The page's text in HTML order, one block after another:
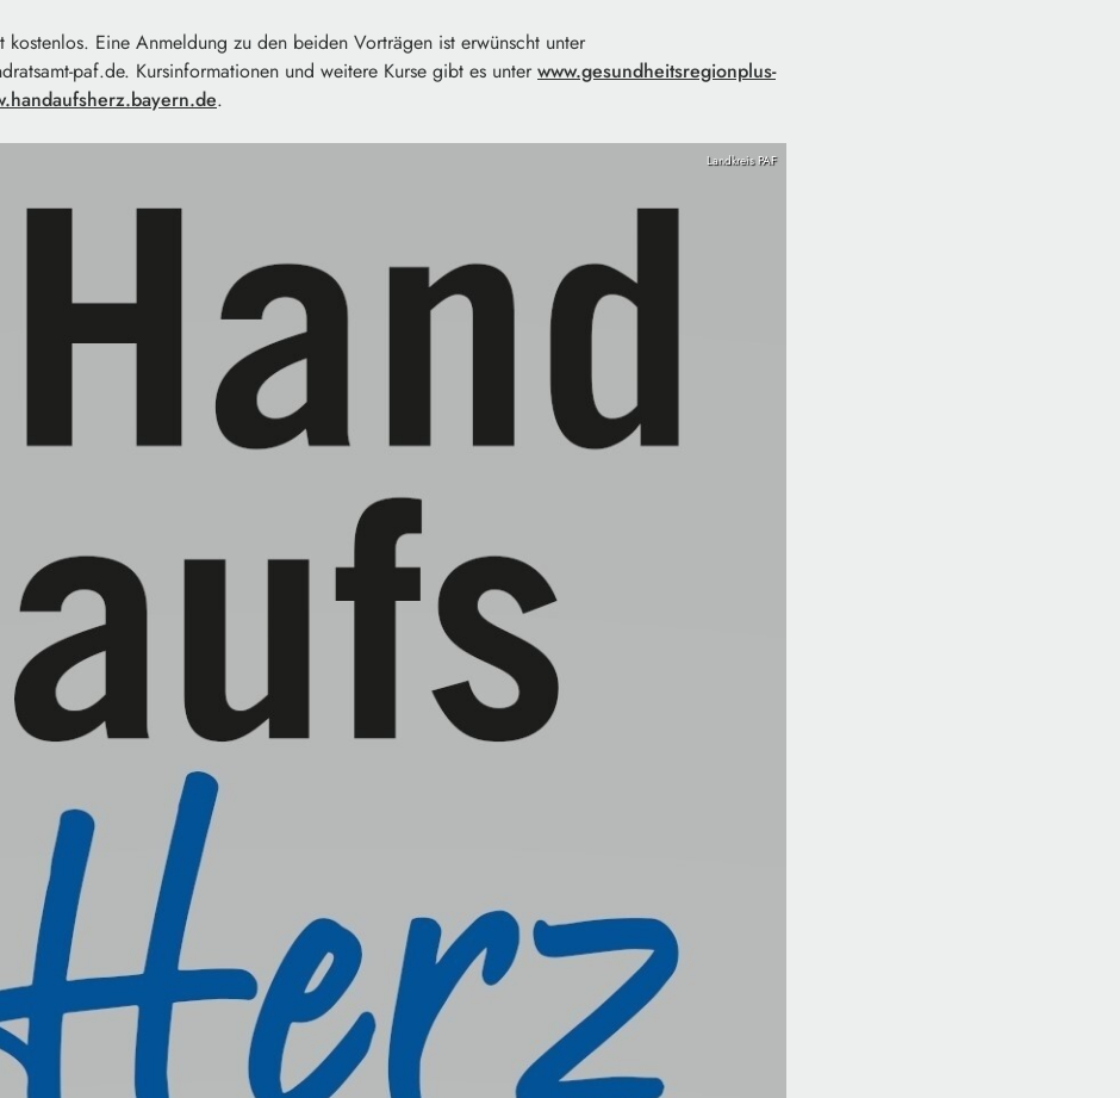
kostenlos. Eine Anmeldung zu den beiden Vorträgen ist erwünscht unter
paf.de. Kursinformationen und weitere Kurse gibt es unter www.gesundheitsregionplus-
.
Landkreis PAF